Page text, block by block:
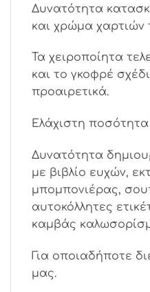
Δυνατότητα
και χρώμα χαρτιών
Τα χειροποίητα
και το γκοφρέ
προαιρετικά.
Ελάχιστη ποσότητα
Δυνατότητα
με βιβλίο ευχών,
μπομπονιέρας,
αυτοκόλλητες
καμβάς
Για οποιαδήποτε
μας.